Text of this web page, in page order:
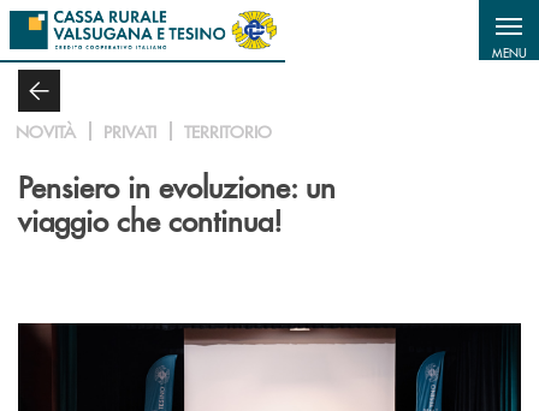
Salta al contenuto principale
MENU
NOVITÀ PRIVATI TERRITORIO
Pensiero in evoluzione: un
viaggio che continua!